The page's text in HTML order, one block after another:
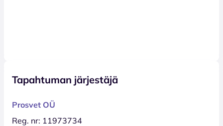
Tapahtuman järjestäjä
Prosvet OÜ
Reg. nr: 11973734